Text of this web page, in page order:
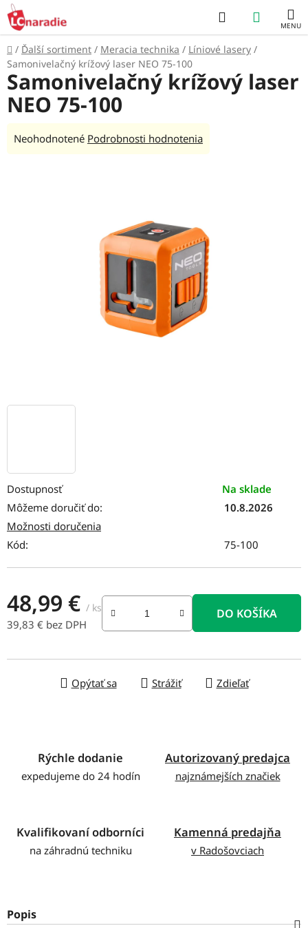
Prejsť
na
obsah
Hľadať
KOŠÍK
Domov
/ Ďalší sortiment / Meracia technika / Líniové lasery /
Samonivelačný krížový laser NEO 75-100
Dostupnosť
Na sklade
Môžeme doručiť do:
10.8.2026
Možnosti doručenia
Kód:
75-100
48,99 € / ks
39,83 € bez DPH
DO KOŠÍKA
Opýtať sa Strážiť Zdieľať
Samonivelačný krížový laser
NEO 75-100
Priemerné
Neohodnotené Podrobnosti hodnotenia
Rýchle dodanie
expedujeme do 24 hodín
Autorizovaný predajca
najznámejších značiek
Kvalifikovaní odborníci
na záhradnú techniku
Kamenná predajňa
v Radošovciach
Popis